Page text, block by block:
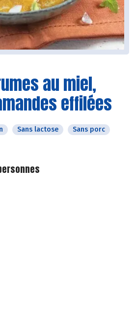
au miel,
effilées
Sans lactose
Sans porc